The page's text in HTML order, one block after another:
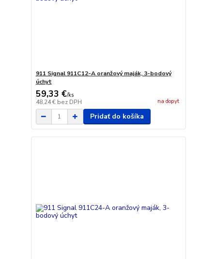
911 Signal 911C12-A oranžový maják, 3-bodový
úchyt
59,33 €/ks
48,24 € bez DPH na dopyt
Pridať do košíka